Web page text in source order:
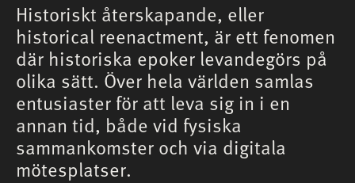
Historiskt återskapande, eller
historical reenactment, är ett fenomen
där historiska epoker levandegörs på
olika sätt. Över hela världen samlas
entusiaster för att leva sig in i en
annan tid, både vid fysiska
sammankomster och via digitala
mötesplatser.